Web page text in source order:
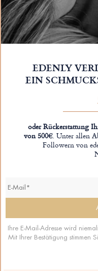
EDENLY
EIN
oder Rückerstattung
von 500€. Unter allen
Followern von
Ihre E-Mail-Adresse wird
Mit Ihrer Bestätigung stimmen